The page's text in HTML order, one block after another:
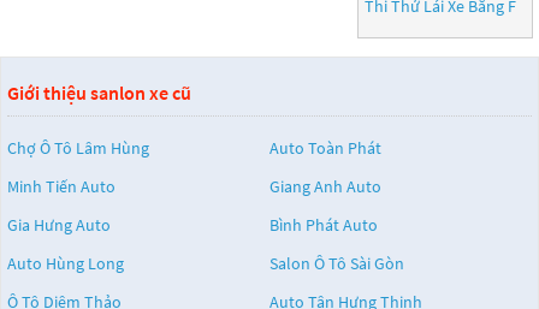
Thi Thử Lái Xe Bằng F
Giới thiệu sanlon xe cũ
Chợ Ô Tô Lâm Hùng
Auto Toàn Phát
Minh Tiến Auto
Giang Anh Auto
Gia Hưng Auto
Bình Phát Auto
Auto Hùng Long
Salon Ô Tô Sài Gòn
Ô Tô Diệm Thảo
Auto Tân Hưng Thịnh